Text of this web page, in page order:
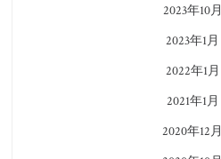
2023年10月
2023年1月
2022年1月
2021年1月
2020年12月